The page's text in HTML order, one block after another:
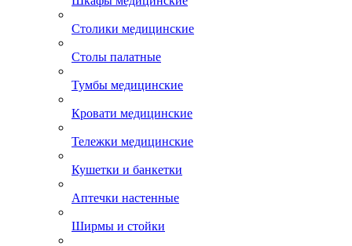
Столики медицинские
Столы палатные
Тумбы медицинские
Кровати медицинские
Тележки медицинские
Кушетки и банкетки
Аптечки настенные
Ширмы и стойки